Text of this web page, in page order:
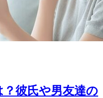
彼氏や男友達の